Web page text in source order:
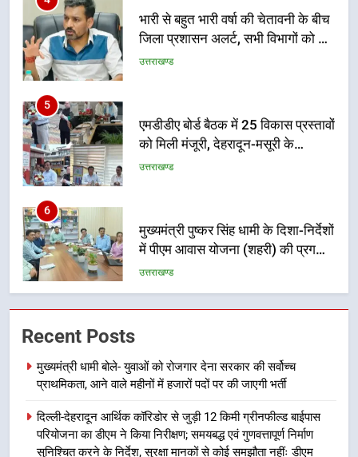
जिला प्रशासन अलर्ट, सभी विभागों को हाई
अलर्ट पर रहने के निर्देश
उत्तराखण्ड
5
को मिली मंजूरी, देहरादून-मसूरी के
नियोजित विकास को मिलेगी रफ्तार
उत्तराखण्ड
6
में पीएम आवास योजना (शहरी) की प्रगति
की हुई समीक्षा
उत्तराखण्ड
7
बैरागीवाला हत्याकांड के फरार चल रहे
उत्तराखण्ड
भारी बारिश का अलर्ट! 6 अगस्त को
देहरादून में स्कूल बंद
Recent Posts
मुख्यमंत्री धामी बोले- युवाओं को रोजगार देना सरकार की सर्वोच्च
प्राथमिकता, आने वाले महीनों में हजारों पदों पर की जाएगी भर्ती
दिल्ली-देहरादून आर्थिक कॉरिडोर से जुड़ी 12 किमी ग्रीनफील्ड बाईपास
परियोजना का डीएम ने किया निरीक्षण; समयबद्ध एवं गुणवत्तापूर्ण निर्माण
सुनिश्चित करने के निर्देश, सुरक्षा मानकों से कोई समझौता नहींः डीएम